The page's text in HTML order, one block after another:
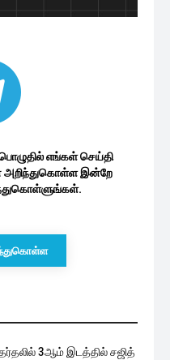
எங்கள் செய்தி
அறிந்துகொள்ள இன்றே